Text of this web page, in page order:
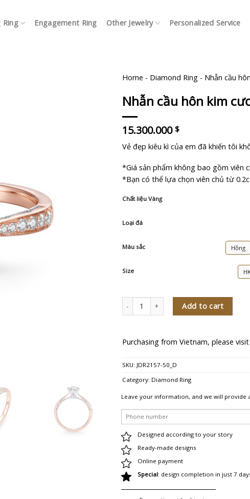
Ring Engagement Ring Other Jewelry Personalized Service
Home - Diamond Ring - Nhẫn cầu
Nhẫn cầu hôn kim
15.300.000 $
Vẻ đẹp kiêu kì của em đã khiến tôi
*Giá sản phẩm không bao gồm viên
*Bạn có thể lựa chọn viên chủ từ
Chất liệu Vàng
Loại đá
Màu sắc Hồng
Size
Nhẫn cầu hôn kim cương Hikaru quantity
Add to cart
Purchasing from Vietnam, please visit
SKU: JDR2157-50_D
Category: Diamond Ring
Leave your information, and we will provide
Designed according to your story
Ready-made designs
Online payment
Special: design completion in just 7